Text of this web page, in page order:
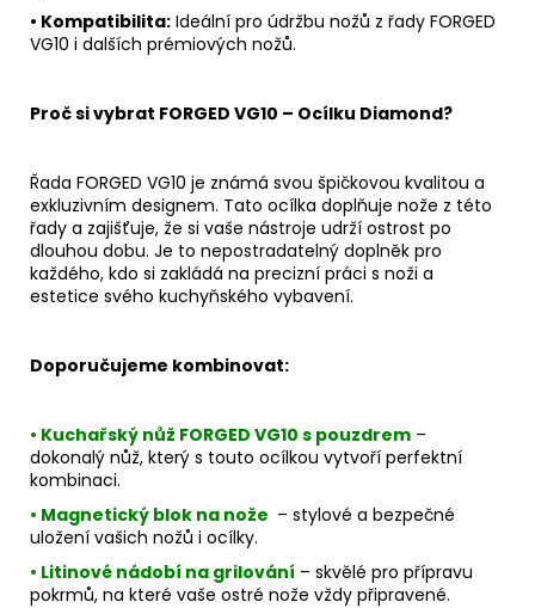
• Kompatibilita: Ideální pro údržbu nožů z řady FORGED
VG10 i dalších prémiových nožů.
Proč si vybrat FORGED VG10 – Ocílku Diamond?
Řada FORGED VG10 je známá svou špičkovou kvalitou a
exkluzivním designem. Tato ocílka doplňuje nože z této
řady a zajišťuje, že si vaše nástroje udrží ostrost po
dlouhou dobu. Je to nepostradatelný doplněk pro
každého, kdo si zakládá na precizní práci s noži a
estetice svého kuchyňského vybavení.
Doporučujeme kombinovat:
• Kuchařský nůž FORGED VG10 s pouzdrem –
dokonalý nůž, který s touto ocílkou vytvoří perfektní
kombinaci.
• Magnetický blok na nože – stylové a bezpečné
uložení vašich nožů i ocílky.
• Litinové nádobí na grilování – skvělé pro přípravu
pokrmů, na které vaše ostré nože vždy připravené.